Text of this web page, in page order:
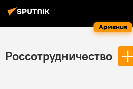
Армения
Россотрудничество